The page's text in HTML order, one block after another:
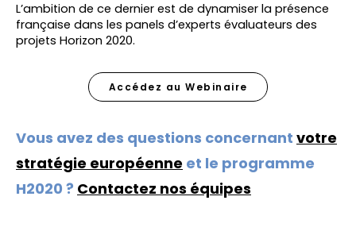
L’ambition de ce dernier est de dynamiser la présence
française dans les panels d’experts évaluateurs des
projets Horizon 2020.
Accédez au Webinaire
Vous avez des questions concernant votre
stratégie européenne et le programme
H2020 ? Contactez nos équipes